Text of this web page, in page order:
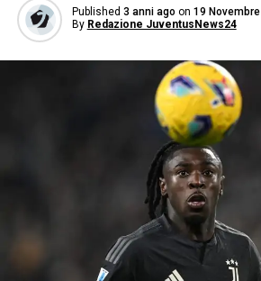
Published 3 anni ago on 19
By Redazione JuventusNews24